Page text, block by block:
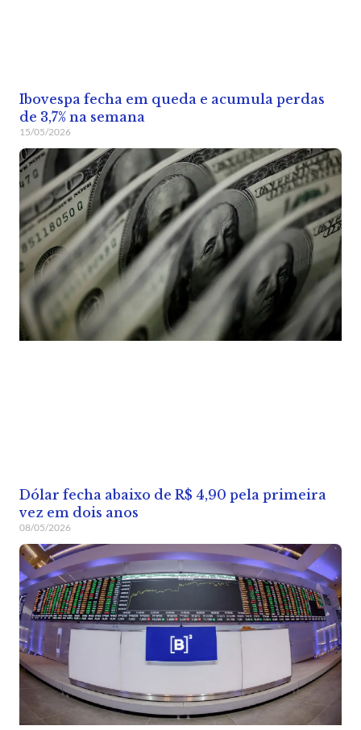
Ibovespa fecha em queda e acumula perdas
de 3,7% na semana
15/05/2026
Dólar fecha abaixo de R$ 4,90 pela primeira
vez em dois anos
08/05/2026